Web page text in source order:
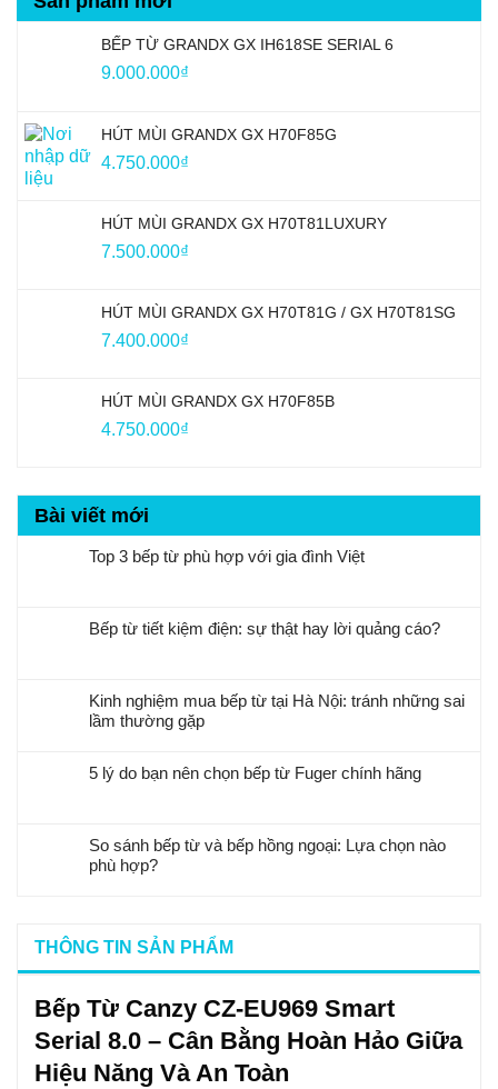
THÔNG TIN SẢN PHẨM
Bếp Từ Canzy CZ-EU969 Smart
Serial 8.0 – Cân Bằng Hoàn Hảo Giữa
Hiệu Năng Và An Toàn
BẾP TỪ GRANDX GX IH618SE SERIAL 6
9.000.000₫
HÚT MÙI GRANDX GX H70F85G
4.750.000₫
HÚT MÙI GRANDX GX H70T81LUXURY
7.500.000₫
HÚT MÙI GRANDX GX H70T81G / GX H70T81SG
7.400.000₫
HÚT MÙI GRANDX GX H70F85B
4.750.000₫
Bài viết mới
Top 3 bếp từ phù hợp với gia đình Việt
Bếp từ tiết kiệm điện: sự thật hay lời quảng cáo?
Kinh nghiệm mua bếp từ tại Hà Nội: tránh những sai
lầm thường gặp
5 lý do bạn nên chọn bếp từ Fuger chính hãng
So sánh bếp từ và bếp hồng ngoại: Lựa chọn nào
phù hợp?